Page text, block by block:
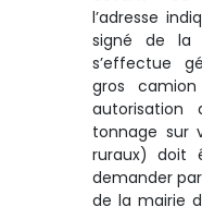
l’adresse
si­gné de la
s’effectue
gros
autorisation
tonnage sur
ruraux) doit
demander
de la mairie